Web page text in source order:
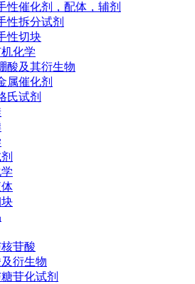
性催化剂，配体，辅剂
性拆分试剂
性切块
化学
酸及其衍生物
属催化剂
氏试剂
苷酸
衍生物
苷化试剂